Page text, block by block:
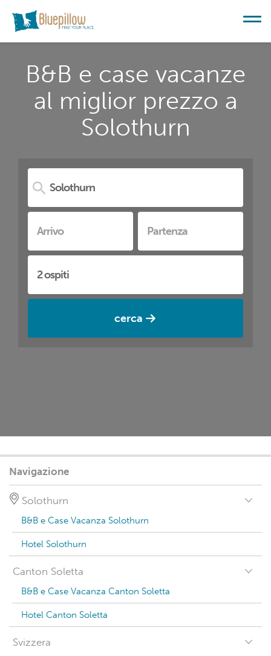
B&B e case vacanze
al miglior prezzo a
Solothurn
cerca
Navigazione
Solothurn
B&B e Case Vacanza Solothurn
Hotel Solothurn
Canton Soletta
B&B e Case Vacanza Canton Soletta
Hotel Canton Soletta
Svizzera